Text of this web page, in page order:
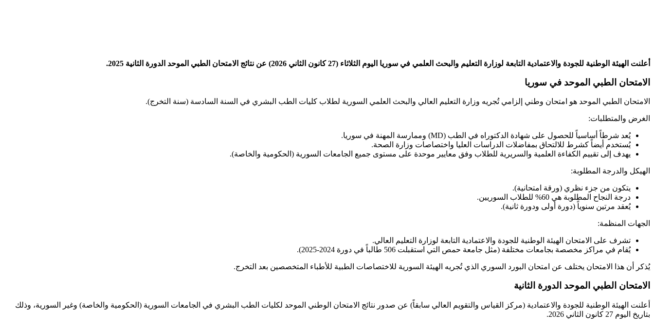
أعلنت الهيئة الوطنية للجودة والاعتمادية التابعة لوزارة التعليم والبحث العلمي في سوريا اليوم الثلاثاء (27 كانون الثاني 2026) عن نتائج الامتحان الطبي الموحد الدورة الثانية 2025.
الامتحان الطبي الموحد في سوريا
الامتحان الطبي الموحد هو امتحان وطني إلزامي تُجريه وزارة التعليم العالي والبحث العلمي السورية لطلاب كليات الطب البشري في السنة السادسة (سنة التخرج).
الغرض والمتطلبات:
يُعد شرطاً أساسياً للحصول على شهادة الدكتوراه في الطب (MD) وممارسة المهنة في سوريا.
يُستخدم أيضاً كشرط للالتحاق بمفاضلات الدراسات العليا واختصاصات وزارة الصحة.
يهدف إلى تقييم الكفاءة العلمية والسريرية للطلاب وفق معايير موحدة على مستوى جميع الجامعات السورية (الحكومية والخاصة).
الهيكل والدرجة المطلوبة:
يتكون من جزء نظري (ورقة امتحانية).
درجة النجاح المطلوبة هي 60% للطلاب السوريين.
يُعقد مرتين سنوياً (دورة أولى ودورة ثانية).
الجهات المنظمة:
تشرف على الامتحان الهيئة الوطنية للجودة والاعتمادية التابعة لوزارة التعليم العالي.
يُقام في مراكز مخصصة بجامعات مختلفة (مثل جامعة حمص التي استقبلت 506 طالباً في دورة 2024-2025).
يُذكر أن هذا الامتحان يختلف عن امتحان البورد السوري الذي تُجريه الهيئة السورية للاختصاصات الطبية للأطباء المتخصصين بعد التخرج.
الامتحان الطبي الموحد الدورة الثانية
أعلنت الهيئة الوطنية للجودة والاعتمادية (مركز القياس والتقويم العالي سابقاً) عن صدور نتائج الامتحان الوطني الموحد لكليات الطب البشري في الجامعات السورية (الحكومية والخاصة) وغير السورية، وذلك
بتاريخ اليوم 27 كانون الثاني 2026.